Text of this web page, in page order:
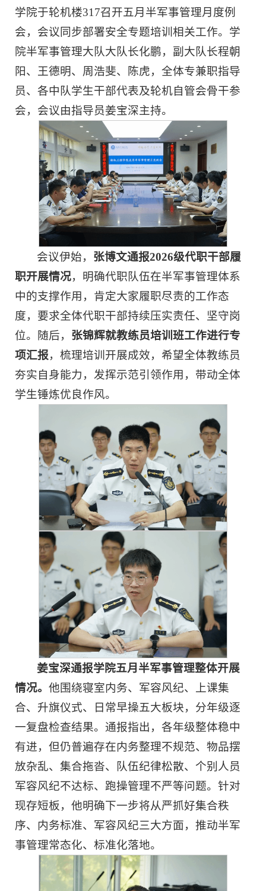
学院于轮机楼317召开五月半军事管理月度例
会，会议同步部署安全专题培训相关工作。学
院半军事管理大队大队长化鹏，副大队长程朝
阳、王德明、周浩斐、陈虎，全体专兼职指导
员、各中队学生干部代表及轮机自管会骨干参
会，会议由指导员姜宝深主持。
会议伊始， 张博文通报2026级代职干部履
职开展情况，明确代职队伍在半军事管理体系
中的支撑作用，肯定大家履职尽责的工作态
度，要求全体代职干部持续压实责任、坚守岗
位。随后， 张锦辉就教练员培训班工作进行专
项汇报，梳理培训开展成效，希望全体教练员
夯实自身能力，发挥示范引领作用，带动全体
学生锤炼优良作风。
姜宝深通报学院五月半军事管理整体开展
情况。 他围绕寝室内务、军容风纪、上课集
合、升旗仪式、日常早操五大板块，分年级逐
一复盘检查结果。通报指出，各年级整体稳中
有进，但仍普遍存在内务整理不规范、物品摆
放杂乱、集合拖沓、队伍纪律松散、个别人员
军容风纪不达标、跑操管理不严等问题。针对
现存短板，他明确下一步将从严抓好集合秩
序、内务标准、军容风纪三大方面，推动半军
事管理常态化、标准化落地。